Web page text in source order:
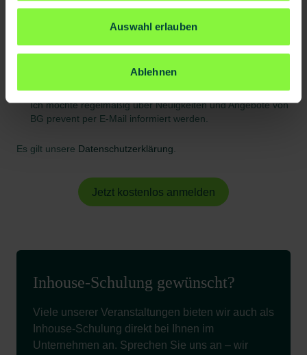
Auswahl erlauben
Ablehnen
Informationsverarbeitung*
Ich bin damit einverstanden, dass meine
und verarbeitet werden. *
Newsletter
Ich möchte regelmäßig über Neuigkeiten und Angebote von
BG prevent per E-Mail informiert werden.
Es gilt unsere Datenschutzerklärung
Jetzt kostenlos anmelden
Inhouse-Schulung gewünscht?
Viele unserer Veranstaltungen bieten wir auch als
Inhouse-Schulung direkt bei Ihnen im
Unternehmen an. Sprechen Sie uns an – wir